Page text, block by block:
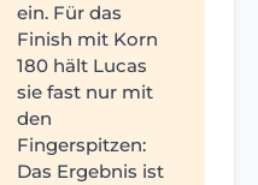
ein. Für das
Finish mit Korn
180 hält Lucas
sie fast nur mit
den
Fingerspitzen:
Das Ergebnis ist